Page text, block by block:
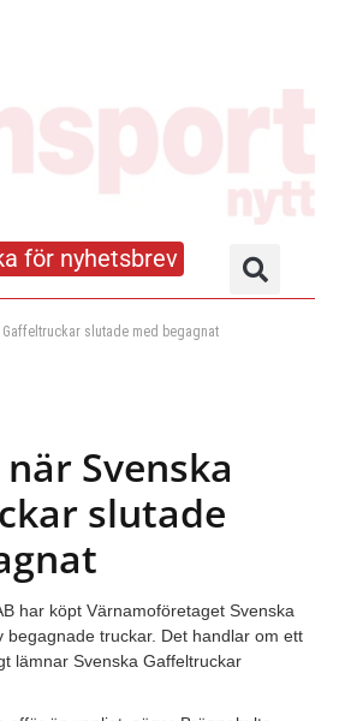
för nyhetsbrev
Gaffeltruckar slutade med begagnat
Svenska
slutade
har köpt Värnamoföretaget Svenska
begagnade truckar. Det handlar om ett
lämnar Svenska Gaffeltruckar